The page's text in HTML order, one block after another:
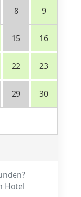
8 9
15 16
22 23
29 30
Hotel